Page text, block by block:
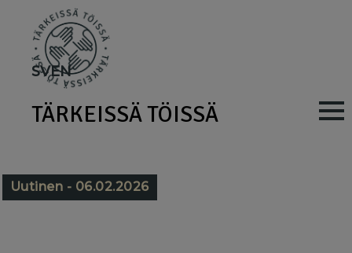
main
content
SVEN
TÄRKEISSÄ TÖISSÄ
Uutinen - 06.02.2026